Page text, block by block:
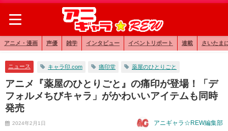
アニメ・漫画 声優 雑学 インタビュー イベントリポート 連載 さいたま
ニュース キャラ印.com 痛印堂 薬屋のひとりごと
アニメ『薬屋のひとりごと』の痛印が登場！「デ
フォルメちびキャラ」がかわいいアイテムも同時
発売
2024年2月1日 アニギャラ☆REW編集部